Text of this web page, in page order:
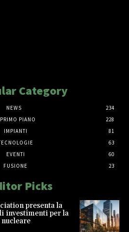
Category
NEWS
234
PIANO
228
IMPIANTI
81
63
EVENTI
60
FUSIONE
23
Picks
presenta la
investimenti per la